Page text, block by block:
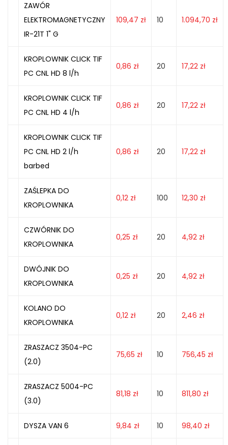
ZAWÓR
ELEKTROMAGNETYCZNY
IR-21T 1" G
109,47 zł 10 1.094,70 zł
KROPLOWNIK CLICK TIF
PC CNL HD 8 l/h
0,86 zł 20 17,22 zł
KROPLOWNIK CLICK TIF
PC CNL HD 4 l/h
0,86 zł 20 17,22 zł
KROPLOWNIK CLICK TIF
PC CNL HD 2 l/h
barbed
0,86 zł 20 17,22 zł
ZAŚLEPKA DO
KROPLOWNIKA
0,12 zł 100 12,30 zł
CZWÓRNIK DO
KROPLOWNIKA
0,25 zł 20 4,92 zł
DWÓJNIK DO
KROPLOWNIKA
0,25 zł 20 4,92 zł
KOLANO DO
KROPLOWNIKA
0,12 zł 20 2,46 zł
ZRASZACZ 3504-PC
(2.0)
75,65 zł 10 756,45 zł
ZRASZACZ 5004-PC
(3.0)
81,18 zł 10 811,80 zł
DYSZA VAN 6 9,84 zł 10 98,40 zł